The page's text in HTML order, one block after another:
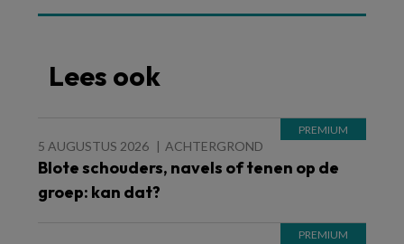
Lees ook
5 AUGUSTUS 2026 ACHTERGROND
Blote schouders, navels of tenen op de
groep: kan dat?